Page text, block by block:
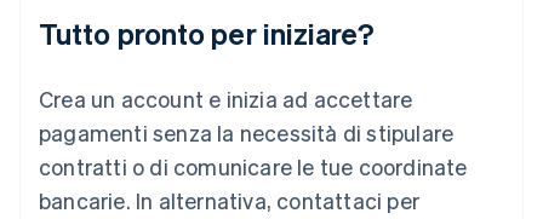
Tutto pronto per iniziare?
Crea un account e inizia ad accettare
pagamenti senza la necessità di stipulare
contratti o di comunicare le tue coordinate
bancarie. In alternativa, contattaci per
Lituania
Lussemburgo
Deutsch English
Malaysia
English 简体中文
Malta